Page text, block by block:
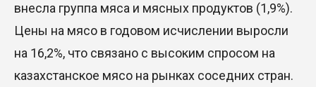
внесла группа мяса и мясных продуктов (1,9%).
Цены на мясо в годовом исчислении выросли
на 16,2%, что связано с высоким спросом на
казахстанское мясо на рынках соседних стран.